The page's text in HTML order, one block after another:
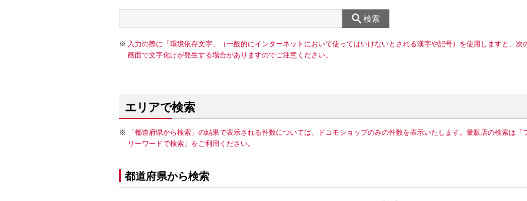
検索
入力の際に「環境依存文字」（一般的にインターネットにおいて使ってはいけないとされる漢字や記号）を使用しますと、次
画面で文字化けが発生する場合がありますのでご注意ください。
エリアで検索
「都道府県から検索」の結果で表示される件数については、ドコモショップのみの件数を表示いたします。量販店の検索は「
リーワードで検索」をご利用ください。
都道府県から検索